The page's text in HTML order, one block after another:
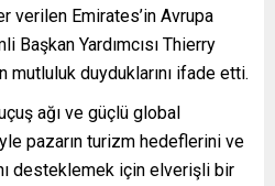
verilen Emirates’in Avrupa
Başkan Yardımcısı Thierry
mutluluk duyduklarını ifade etti.
ağı ve güçlü global
pazarın turizm hedeflerini ve
desteklemek için elverişli bir